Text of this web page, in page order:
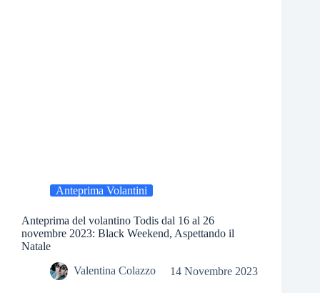
Anteprima Volantini
Anteprima del volantino Todis dal 16 al 26
novembre 2023: Black Weekend, Aspettando il
Natale
Valentina Colazzo 14 Novembre 2023